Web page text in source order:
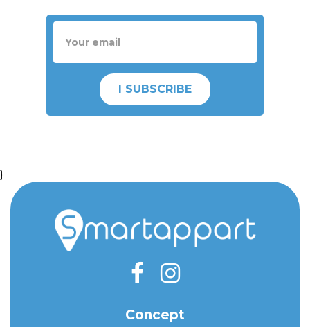
I SUBSCRIBE
}
Concept